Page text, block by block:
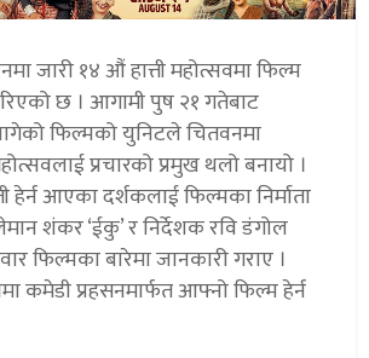
जारी १४ औं हात्ती महोत्सवमा फिल्म
छ । आगामी पुष २१ गतेबाट
फिल्मको युनिटले चितवनमा
प्रचारको प्रमुख थलो बनायो ।
हेर्न आएका दर्शकलाई फिल्मका निर्माता
शंकर ‘ईकु’ र निर्देशक रवि डंगोल
फिल्मका बारेमा जानकारी गराए ।
कमेडी प्रहसनमार्फत आफ्नो फिल्म हेर्न